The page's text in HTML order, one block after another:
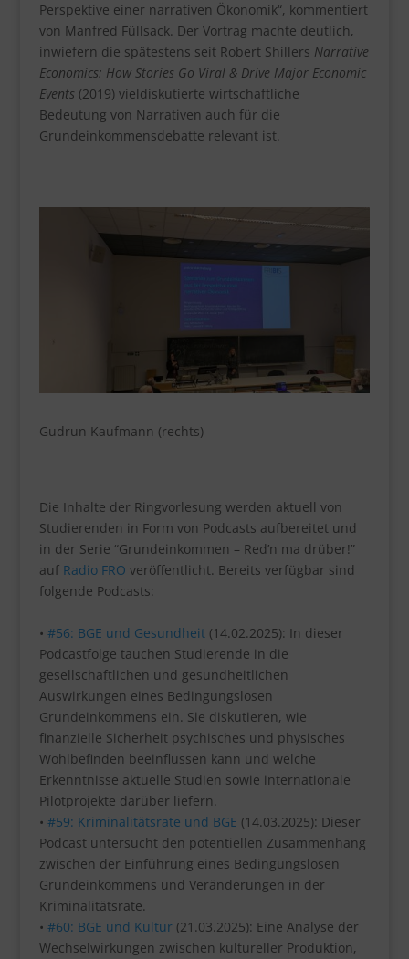
Perspektive einer narrativen Ökonomik“, kommentiert
von Manfred Füllsack. Der Vortrag machte deutlich,
inwiefern die spätestens seit Robert Shillers Narrative
Economics: How Stories Go Viral & Drive Major Economic
Events (2019) vieldiskutierte wirtschaftliche
Bedeutung von Narrativen auch für die
Grundeinkommensdebatte relevant ist.
Gudrun Kaufmann (rechts)
Die Inhalte der Ringvorlesung werden aktuell von
Studierenden in Form von Podcasts aufbereitet und
in der Serie “Grundeinkommen – Red’n ma drüber!”
auf Radio FRO veröffentlicht. Bereits verfügbar sind
folgende Podcasts:
• #56: BGE und Gesundheit(14.02.2025): In dieser
Podcastfolge tauchen Studierende in die
gesellschaftlichen und gesundheitlichen
Auswirkungen eines Bedingungslosen
Grundeinkommens ein. Sie diskutieren, wie
finanzielle Sicherheit psychisches und physisches
Wohlbefinden beeinflussen kann und welche
Erkenntnisse aktuelle Studien sowie internationale
Pilotprojekte darüber liefern.
• #59: Kriminalitätsrate und BGE (14.03.2025): Dieser
Podcast untersucht den potentiellen Zusammenhang
zwischen der Einführung eines Bedingungslosen
Grundeinkommens und Veränderungen in der
Kriminalitätsrate.
• #60: BGE und Kultur(21.03.2025): Eine Analyse der
Wechselwirkungen zwischen kultureller Produktion,